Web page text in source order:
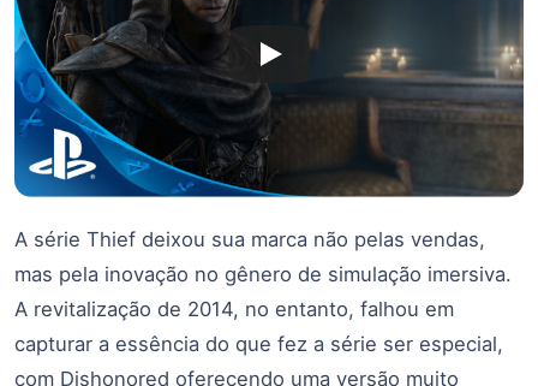
A série Thief deixou sua marca não pelas vendas,
mas pela inovação no gênero de simulação imersiva.
A revitalização de 2014, no entanto, falhou em
capturar a essência do que fez a série ser especial,
com Dishonored oferecendo uma versão muito